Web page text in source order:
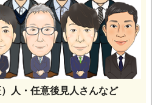
人・任意後見人さんなど